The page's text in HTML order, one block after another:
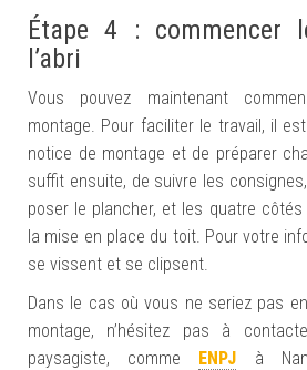
Étape 4 : commencer
l’abri
Vous pouvez maintenant
montage. Pour faciliter le travail, il
notice de montage et de préparer
suffit ensuite, de suivre les
poser le plancher, et les quatre côtés
la mise en place du toit. Pour votre
se vissent et se clipsent.
Dans le cas où vous ne seriez pas
montage, n’hésitez pas à
paysagiste, comme ENPJ à